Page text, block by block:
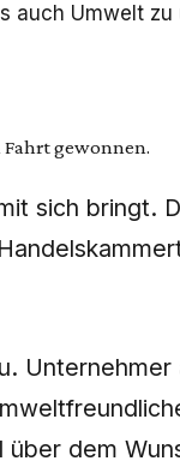
Umwelt
gewonnen.
sich bringt.
dem